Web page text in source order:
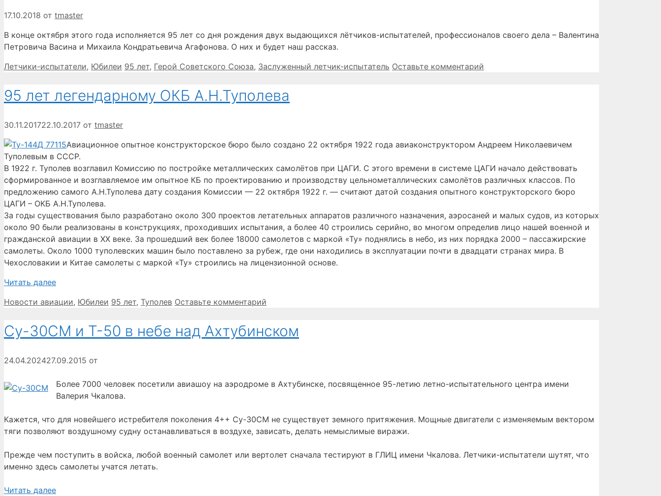
17.10.2018 от tmaster
В конце октября этого года исполняется 95 лет со дня рождения двух выдающихся лётчиков-испытателей, профессионалов своего дела – Валентина
Петровича Васина и Михаила Кондратьевича Агафонова. О них и будет наш рассказ.
Рубрики
Летчики-испытатели, Юбилеи Метки
95 лет, Герой Советского Союза, Заслуженный летчик-испытатель Оставьте комментарий
95 лет легендарному ОКБ А.Н.Туполева
30.11.201722.10.2017 от tmaster
Авиационное опытное конструкторское бюро было создано 22 октября 1922 года авиаконструктором Андреем Николаевичем
Туполевым в СССР.
В 1922 г. Туполев возглавил Комиссию по постройке металлических самолётов при ЦАГИ. С этого времени в системе ЦАГИ начало действовать
сформированное и возглавляемое им опытное КБ по проектированию и производству цельнометаллических самолётов различных классов. По
предложению самого А.Н.Туполева дату создания Комиссии — 22 октября 1922 г. — считают датой создания опытного конструкторского бюро
ЦАГИ – ОКБ А.Н.Туполева.
За годы существования было разработано около 300 проектов летательных аппаратов различного назначения, аэросаней и малых судов, из которых
около 90 были реализованы в конструкциях, проходивших испытания, а более 40 строились серийно, во многом определив лицо нашей военной и
гражданской авиации в ХХ веке. За прошедший век более 18000 самолетов с маркой «Ту» поднялись в небо, из них порядка 2000 – пассажирские
самолеты. Около 1000 туполевских машин было поставлено за рубеж, где они находились в эксплуатации почти в двадцати странах мира. В
Чехословакии и Китае самолеты с маркой «Ту» строились на лицензионной основе.
Читать далее
Рубрики
Новости авиации, Юбилеи Метки
95 лет, Туполев Оставьте комментарий
Су-30СМ и Т-50 в небе над Ахтубинском
24.04.202427.09.2015 от
Более 7000 человек посетили авиашоу на аэродроме в Ахтубинске, посвященное 95-летию летно-испытательного центра имени
Валерия Чкалова.
Кажется, что для новейшего истребителя поколения 4++ Су-30СМ не существует земного притяжения. Мощные двигатели с изменяемым вектором
тяги позволяют воздушному судну останавливаться в воздухе, зависать, делать немыслимые виражи.
Прежде чем поступить в войска, любой военный самолет или вертолет сначала тестируют в ГЛИЦ имени Чкалова. Летчики-испытатели шутят, что
именно здесь самолеты учатся летать.
Читать далее